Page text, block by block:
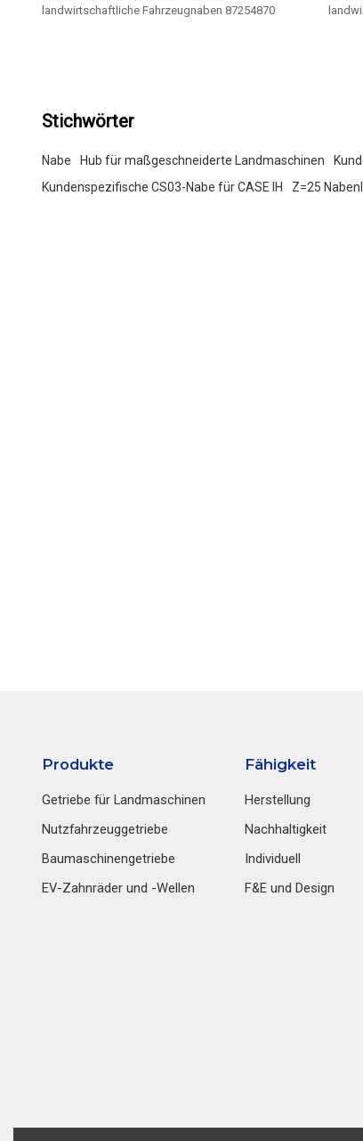
landwirtschaftliche Fahrzeugnaben 87254870
Stichwörter
Nabe Hub für maßgeschneiderte Landmaschinen
Kundenspezifische CS03-Nabe für CASE IH
Z=25
Produkte
Getriebe für Landmaschinen
Nutzfahrzeuggetriebe
Baumaschinengetriebe
EV-Zahnräder und -Wellen
Fähigkeit
Herstellung
Nachhaltigkeit
Individuell
F&E und Design